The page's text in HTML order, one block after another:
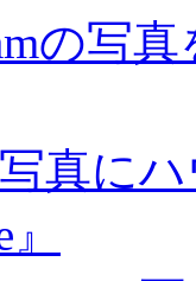
の写
写真に